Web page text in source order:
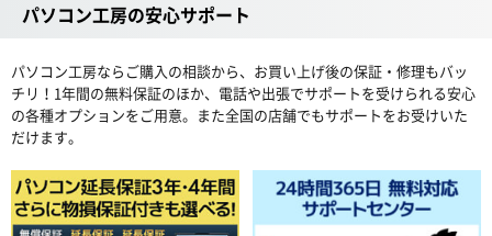
パソコン工房の安心サポート
パソコン工房ならご購入の相談から、お買い上げ後の保証・修理もバッ
チリ！1年間の無料保証のほか、電話や出張でサポートを受けられる安心
の各種オプションをご用意。また全国の店舗でもサポートをお受けいた
だけます。